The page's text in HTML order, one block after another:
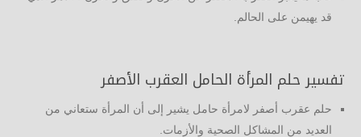
قد يهيمن على الحالم.
تفسير حلم المرأة الحامل العقرب الأصفر
حلم عقرب أصفر لامرأة حامل يشير إلى أن المرأة ستعاني من
العديد من المشاكل الصحية والأزمات.